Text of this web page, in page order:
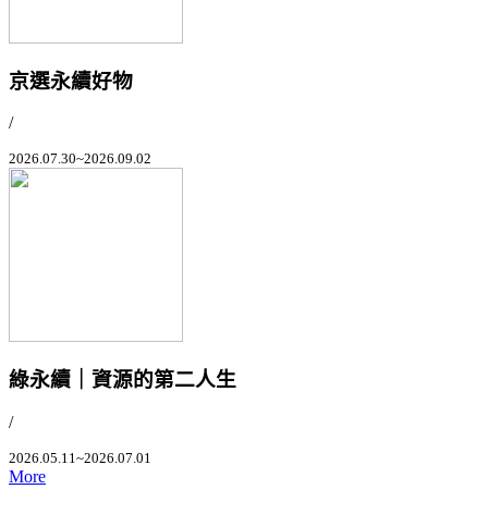
京選永續好物
/
2026.07.30~2026.09.02
綠永續｜資源的第二人生
/
2026.05.11~2026.07.01
More